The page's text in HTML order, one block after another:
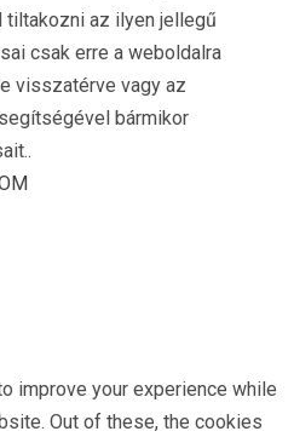
tiltakozni az ilyen jellegű
csak erre a weboldalra
visszatérve vagy az
bármikor
improve your experience while
Out of these, the cookies